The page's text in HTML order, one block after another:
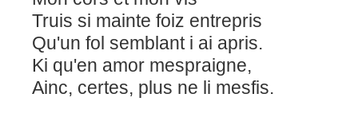
Truis si mainte foiz entrepris
Qu'un fol semblant i ai apris.
Ki qu'en amor mespraigne,
Ainc, certes, plus ne li mesfis.